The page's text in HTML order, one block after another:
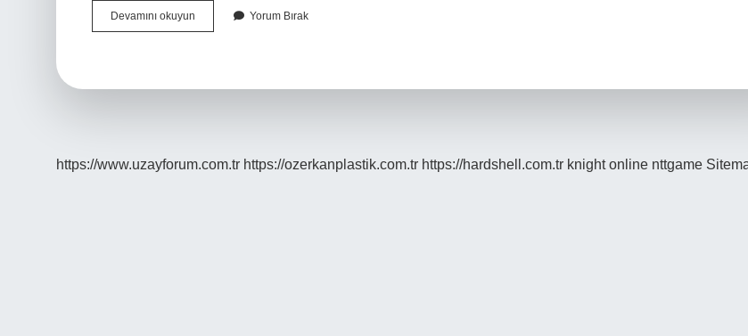
Devamını okuyun Otoparket
Nedir
Yorum Bırak
https://www.uzayforum.com.tr https://ozerkanplastik.com.tr https://hardshell.com.tr knight online nttgame